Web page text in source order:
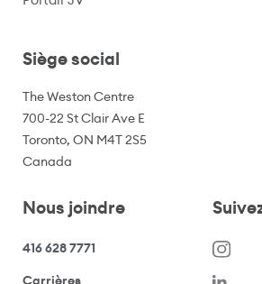
Siège social
The Weston Centre
700-22 St Clair Ave E
Toronto, ON M4T 2S5
Canada
Nous joindre
416 628 7771
(s’ouvre dans une nouvelle